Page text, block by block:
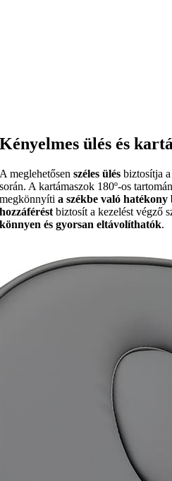
Kényelmes ülés és
A meglehetősenszéles ülés biztosítja
során. A kartámaszok 180º-os
megkönnyítia székbe való hatékony
hozzáférést biztosít a kezelést végző
könnyen és gyorsan eltávolíthatók.